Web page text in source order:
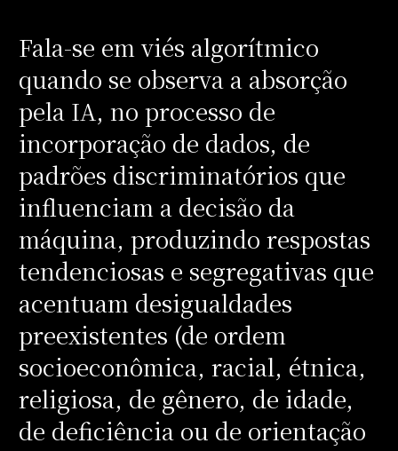
Fala-se em viés algorítmico
quando se observa a absorção
pela IA, no processo de
incorporação de dados, de
padrões discriminatórios que
influenciam a decisão da
máquina, produzindo respostas
tendenciosas e segregativas que
acentuam desigualdades
preexistentes (de ordem
socioeconômica, racial, étnica,
religiosa, de gênero, de idade,
de deficiência ou de orientação